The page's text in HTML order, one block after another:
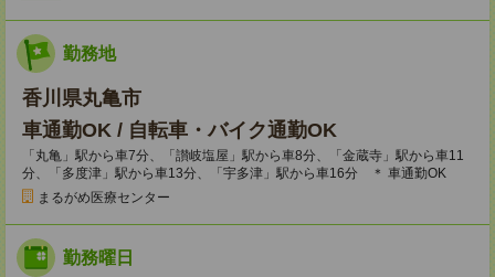
勤務地
香川県丸亀市
車通勤OK / 自転車・バイク通勤OK
「丸亀」駅から車7分、「讃岐塩屋」駅から車8分、「金蔵寺」駅から車11
分、「多度津」駅から車13分、「宇多津」駅から車16分 ＊ 車通勤OK
まるがめ医療センター
勤務曜日